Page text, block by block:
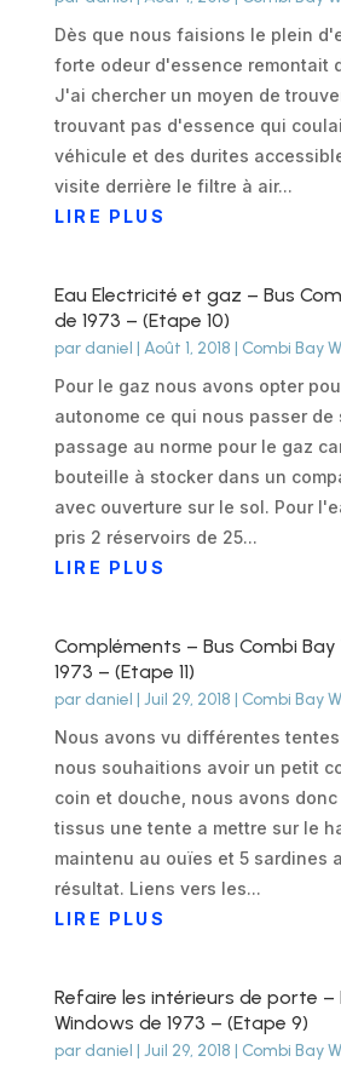
Dès que nous faisions le plein
forte odeur d'essence remontait
J'ai chercher un moyen de
trouvant pas d'essence qui
véhicule et des durites
visite derrière le filtre à air...
LIRE PLUS
Eau Electricité et gaz – Bus
de 1973 – (Etape 10)
par daniel | Août 1, 2018 | Combi Bay
Pour le gaz nous avons opter
autonome ce qui nous passer de
passage au norme pour le gaz
bouteille à stocker dans un
avec ouverture sur le sol. Pour
pris 2 réservoirs de 25...
LIRE PLUS
Compléments – Bus Combi Bay
1973 – (Etape 11)
par daniel | Juil 29, 2018 | Combi Bay
Nous avons vu différentes
nous souhaitions avoir un petit
coin et douche, nous avons
tissus une tente a mettre sur le
maintenu au ouïes et 5 sardines
résultat. Liens vers les...
LIRE PLUS
Refaire les intérieurs de porte –
Windows de 1973 – (Etape 9)
par daniel | Juil 29, 2018 | Combi Bay